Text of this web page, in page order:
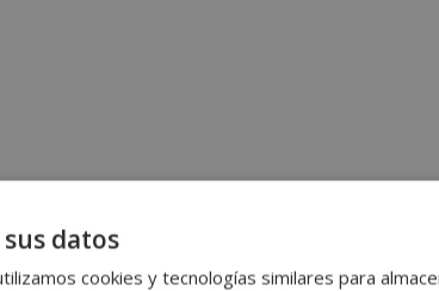
para conseguir el puesto; ¡no te lo
datos
cookies y tecnologías similares para